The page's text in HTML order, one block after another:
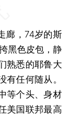
，74岁的斯
黑色皮包，静
熟悉的耶鲁大
有任何随从。
等个头、身材
美国联邦最高